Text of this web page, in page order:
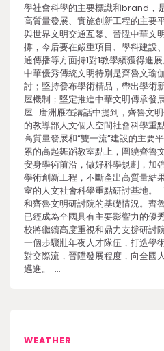
學社會科學的主要標識和brand，
高質量發展、實施創新工程的主要
與世界文明交通互鑒、晉陞中華文
撐，今后要在嚴重項目、學科建設
通傳播等方面持1對1教學續獲得進
中華優秀傳統文明特別是齊魯文瑜
討；堅持發布學術精品，帶出學術
屋機制；堅定推進中華文明傳承發
屋 唐洲雁在講話中提到，齊魯文
的教導部人文個人空間社會科學重
高質量發展和“雙一流”建設的主要
累的高起舞蹈教室點上，圍繞齊魯
安身學術前沿，做好科學規劃，加
學術創新工程，不斷產出高質量結
室的人文社會科學重點研討基地
和齊魯文明研討院的基礎情況。齊
已經成為全國具有主要影響力的優
校將繼續高度重視和鼎力支撐研討
一個步驟壯年夜人才隊伍，打造學
對交際流，晉陞發展程度，向全國
邁進。 …
WEATHER